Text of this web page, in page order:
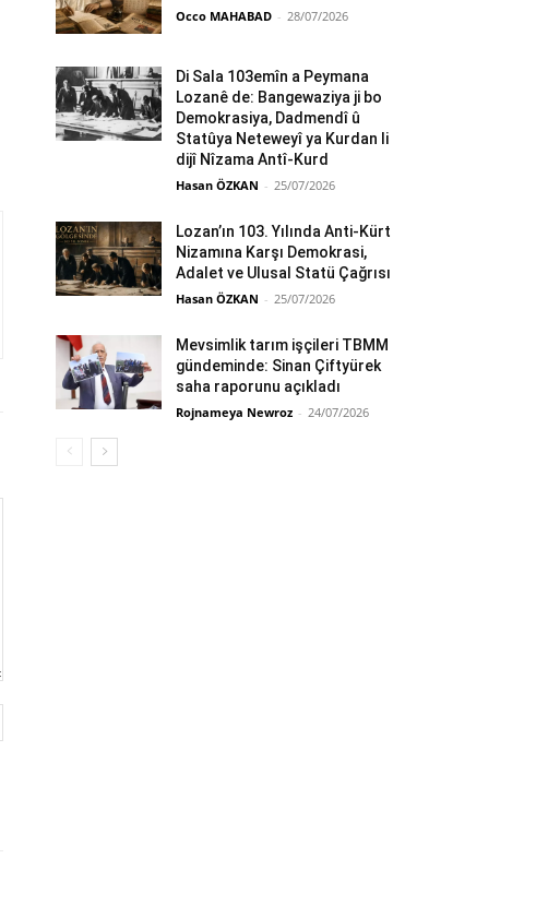
Occo MAHABAD - 28/07/2026
Di Sala 103emîn a Peymana
Lozanê de: Bangewaziya ji bo
Demokrasiya, Dadmendî û
Statûya Neteweyî ya Kurdan li
dijî Nîzama Antî-Kurd
Hasan ÖZKAN - 25/07/2026
Lozan’ın 103. Yılında Anti-Kürt
Nizamına Karşı Demokrasi,
Adalet ve Ulusal Statü Çağrısı
Hasan ÖZKAN - 25/07/2026
Mevsimlik tarım işçileri TBMM
gündeminde: Sinan Çiftyürek
saha raporunu açıkladı
Rojnameya Newroz - 24/07/2026